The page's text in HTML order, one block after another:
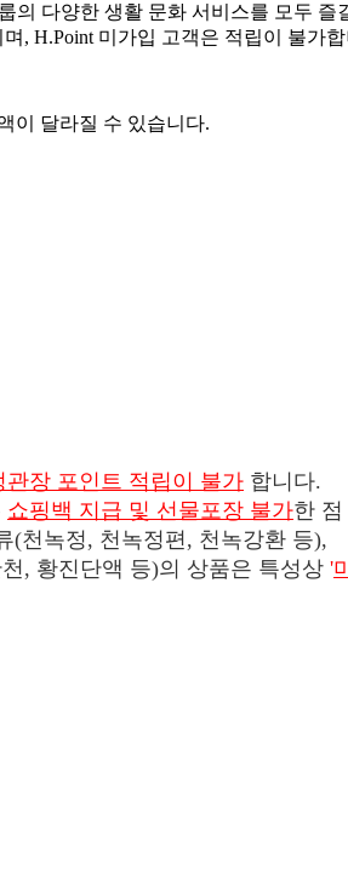
의 다양한 생활 문화 서비스를 모두
며, H.Point 미가입 고객은 적립이 불가
이 달라질 수 있습니다.
관장 포인트 적립이 불가 합니다.
쇼핑백 지급 및 선물포장 불가한
(천녹정, 천녹정편, 천녹강환 등),
, 황진단액 등)의 상품은 특성상 '